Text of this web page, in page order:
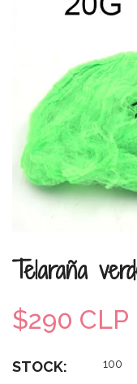
Telaraña
$290 CLP
STOCK: 100